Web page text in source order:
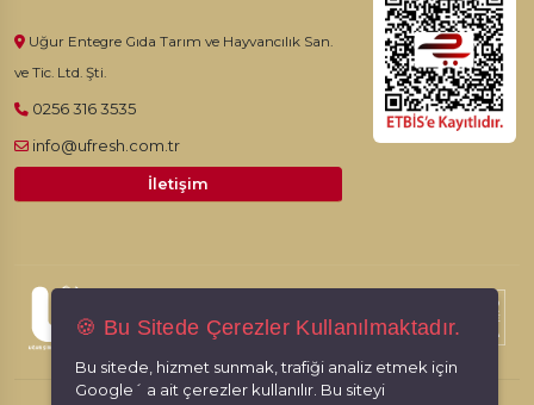
Uğur Entegre Gıda Tarım ve Hayvancılık San.
ve Tic. Ltd. Şti.
0256 316 3535
info@ufresh.com.tr
İletişim
© 2026, Ufresh. Tüm hakları saklıdır.
🍪 Bu Sitede Çerezler Kullanılmaktadır.
Bu sitede, hizmet sunmak, trafiği analiz etmek için
Google´ a ait çerezler kullanılır. Bu siteyi